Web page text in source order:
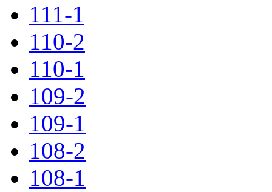
111-1
110-2
110-1
109-2
109-1
108-2
108-1